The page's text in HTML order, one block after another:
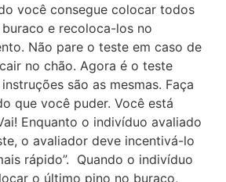
você consegue colocar todos
e recoloca-los no
Não pare o teste em caso de
no chão. Agora é o teste
são as mesmas. Faça
que você puder. Você está
Enquanto o indivíduo avaliado
o avaliador deve incentivá-lo
rápido”. Quando o indivíduo
o último pino no buraco,